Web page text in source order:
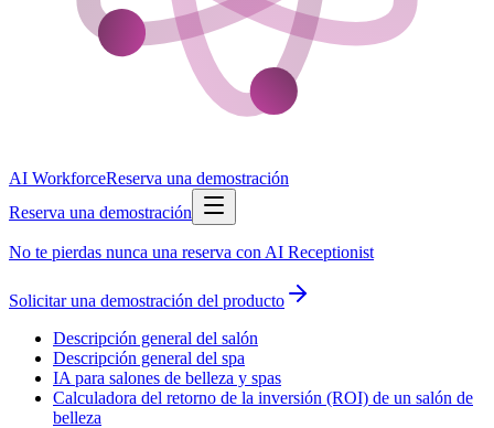
AI WorkforceReserva una demostración
Reserva una demostración
No te pierdas nunca una reserva con AI Receptionist
Solicitar una demostración del producto
Descripción general del salón
Descripción general del spa
IA para salones de belleza y spas
Calculadora del retorno de la inversión (ROI) de un salón de
belleza